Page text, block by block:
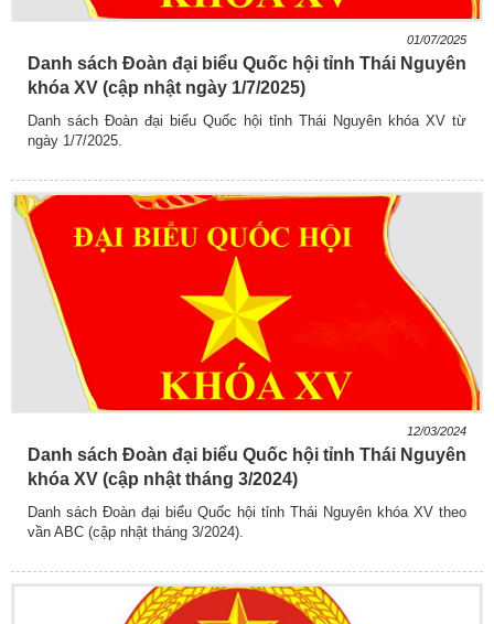
01/07/2025
Danh sách Đoàn đại biểu Quốc hội tỉnh Thái Nguyên
khóa XV (cập nhật ngày 1/7/2025)
Danh sách Đoàn đại biểu Quốc hội tỉnh Thái Nguyên khóa XV từ
ngày 1/7/2025.
12/03/2024
Danh sách Đoàn đại biểu Quốc hội tỉnh Thái Nguyên
khóa XV (cập nhật tháng 3/2024)
Danh sách Đoàn đại biểu Quốc hội tỉnh Thái Nguyên khóa XV theo
vần ABC (cập nhật tháng 3/2024).